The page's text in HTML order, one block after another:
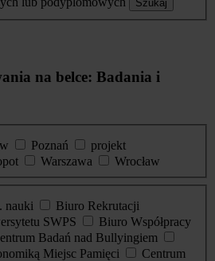
Szukaj
na belce: Badania i
Poznań
projekt
Warszawa
Wrocław
nauki
Biuro Rekrutacji
SWPS
Biuro Współpracy
Badań nad Bullyingiem
Miejsc Pamięci
Centrum